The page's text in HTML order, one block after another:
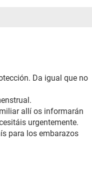
Da igual que no
allí os informarán
urgentemente.
para los embarazos